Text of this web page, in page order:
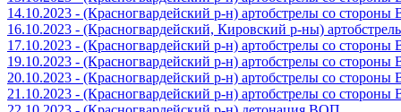
14.10.2023 - (Красногвардейский р-н) артобстрелы со
16.10.2023 - (Красногвардейский, Кировский р-ны)
17.10.2023 - (Красногвардейский р-н) артобстрелы со
19.10.2023 - (Красногвардейский р-н) артобстрелы со
20.10.2023 - (Красногвардейский р-н) артобстрелы со
21.10.2023 - (Красногвардейский р-н) артобстрелы со